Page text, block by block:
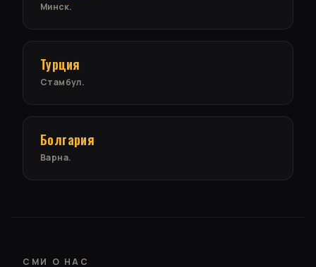
Минск.
Турция
Стамбул.
Болгария
Варна.
СМИ О НАС